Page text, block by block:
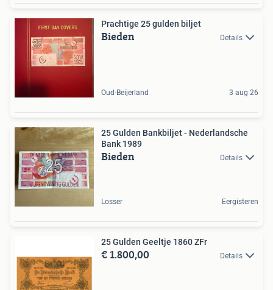
Prachtige 25 gulden biljet
Bieden Details
Oud-Beijerland 3 aug 26
25 Gulden Bankbiljet - Nederlandsche
Bank 1989
Bieden Details
Losser Eergisteren
25 Gulden Geeltje 1860 ZFr
€ 1.800,00 Details